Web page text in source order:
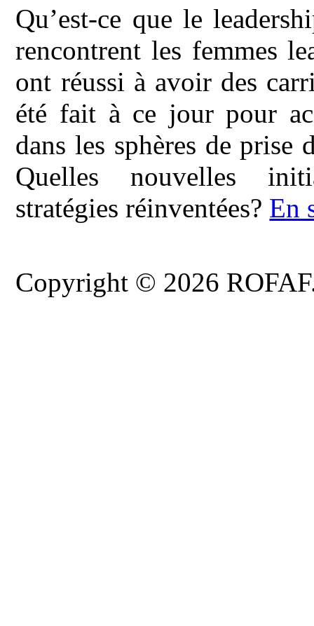
Qu’est-ce que le
rencontrent les femmes
ont réussi à avoir des
été fait à ce jour pour
dans les sphères de prise
Quelles nouvelles
stratégies réinventées? En
Copyright © 2026